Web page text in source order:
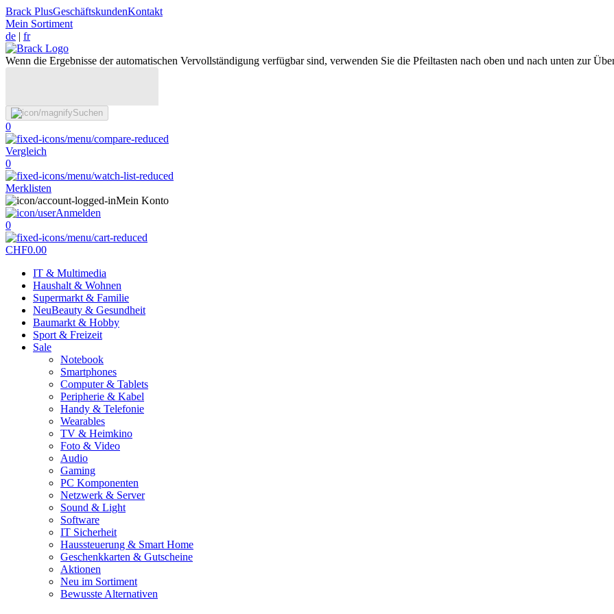
Brack PlusGeschäftskundenKontakt
Mein Sortiment
de | fr
Wenn die Ergebnisse der automatischen Vervollständigung verfügbar sind, verwenden Sie die Pfeiltasten nach oben und nach unten zur
Suchen
0
Vergleich
0
Merklisten
Mein Konto
Anmelden
0
CHF0.00
IT & Multimedia
Haushalt & Wohnen
Supermarkt & Familie
NeuBeauty & Gesundheit
Baumarkt & Hobby
Sport & Freizeit
Sale
Notebook
Smartphones
Computer & Tablets
Peripherie & Kabel
Handy & Telefonie
Wearables
TV & Heimkino
Foto & Video
Audio
Gaming
PC Komponenten
Netzwerk & Server
Sound & Light
Software
IT Sicherheit
Haussteuerung & Smart Home
Geschenkkarten & Gutscheine
Aktionen
Neu im Sortiment
Bewusste Alternativen